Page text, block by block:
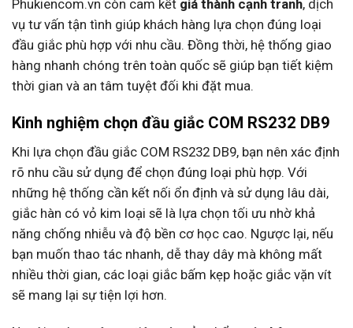
Phukiencom.vn còn cam kết giá thành cạnh tranh, dịch
vụ tư vấn tận tình giúp khách hàng lựa chọn đúng loại
đầu giắc phù hợp với nhu cầu. Đồng thời, hệ thống giao
hàng nhanh chóng trên toàn quốc sẽ giúp bạn tiết kiệm
thời gian và an tâm tuyệt đối khi đặt mua.
Kinh nghiệm chọn đầu giắc COM RS232 DB9
Khi lựa chọn đầu giắc COM RS232 DB9, bạn nên xác định
rõ nhu cầu sử dụng để chọn đúng loại phù hợp. Với
những hệ thống cần kết nối ổn định và sử dụng lâu dài,
giắc hàn có vỏ kim loại sẽ là lựa chọn tối ưu nhờ khả
năng chống nhiễu và độ bền cơ học cao. Ngược lại, nếu
bạn muốn thao tác nhanh, dễ thay dây mà không mất
nhiều thời gian, các loại giắc bấm kẹp hoặc giắc vặn vít
sẽ mang lại sự tiện lợi hơn.